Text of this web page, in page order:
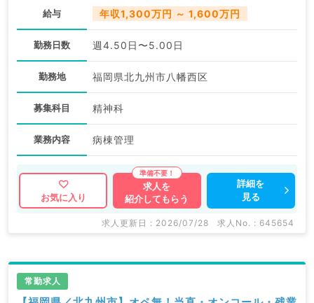
給与 年収1,300万円 ～ 1,600万円
勤務日数 週4.50日〜5.00日
勤務地 福岡県北九州市八幡西区
募集科目 精神科
業務内容 病棟管理
お気に入り
求人を
紹介してもらう
詳細を
見る
求人更新日 : 2026/07/28 求人No. : 645654
常勤求人